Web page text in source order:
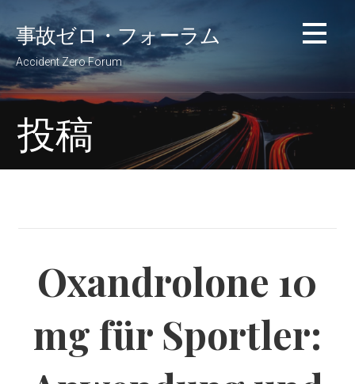
ン
ツ
事故ゼロ・フォーラム
Accident Zero Forum
投稿
Oxandrolone 10
mg für Sportler: